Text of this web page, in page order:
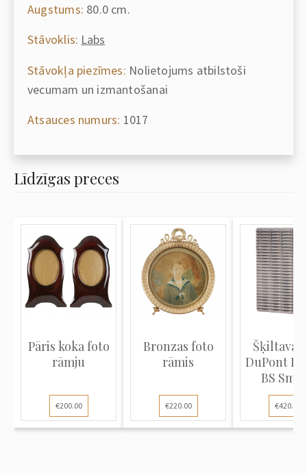
Augstums: 80.0 cm.
Stāvoklis: Labs
Stāvokļa piezīmes: Nolietojums atbilstoši
vecumam un izmantošanai
Atsauces numurs: 1017
Līdzīgas preces
Pāris koka foto
rāmju
€200.00
Bronzas foto
rāmis
€220.00
Šķiltava
DuPont
BS
€420.00